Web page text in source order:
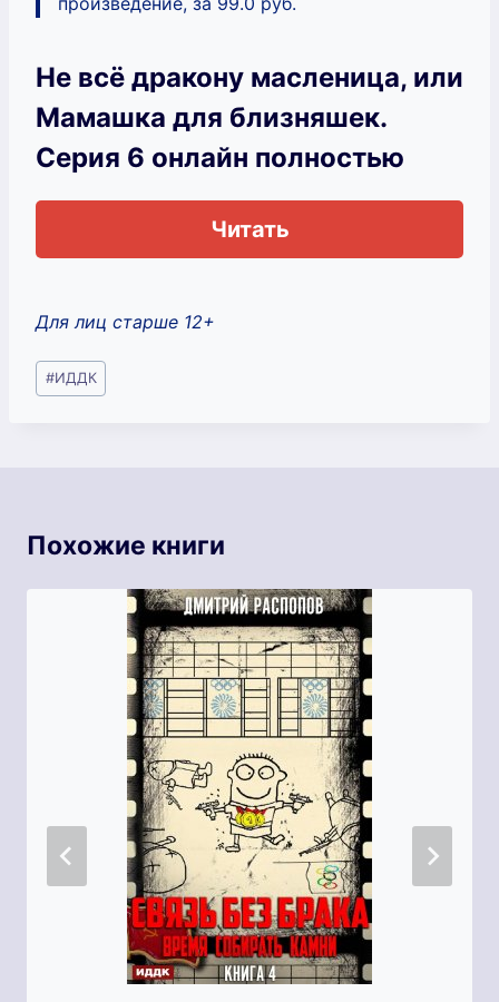
Не всё дракону масленица, или
Мамашка для близняшек.
Серия 6 онлайн полностью
Читать
Для лиц старше 12+
Метки
записи:
#ИДДК
Похожие книги